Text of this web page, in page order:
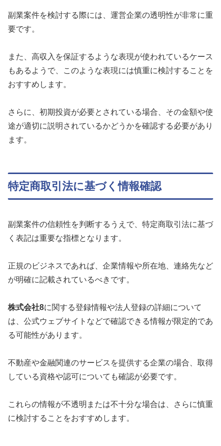
副業案件を検討する際には、運営企業の透明性が非常に重
要です。
また、高収入を保証するような表現が使われているケース
もあるようで、このような表現には慎重に検討することを
おすすめします。
さらに、初期投資が必要とされている場合、その金額や使
途が適切に説明されているかどうかを確認する必要があり
ます。
特定商取引法に基づく情報確認
副業案件の信頼性を判断するうえで、特定商取引法に基づ
く表記は重要な指標となります。
正規のビジネスであれば、企業情報や所在地、連絡先など
が明確に記載されているべきです。
株式会社8に関する登録情報や法人登録の詳細について
は、公式ウェブサイトなどで確認できる情報が限定的であ
る可能性があります。
不動産や金融関連のサービスを提供する企業の場合、取得
している資格や認可についても確認が必要です。
これらの情報が不透明または不十分な場合は、さらに慎重
に検討することをおすすめします。